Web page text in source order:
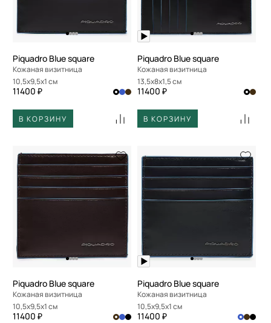
Piquadro Blue square
Кожаная визитница
10,5x9,5x1 см
11400 ₽
В КОРЗИНУ
Piquadro Blue square
Кожаная визитница
13,5x8x1,5 см
11400 ₽
В КОРЗИНУ
Piquadro Blue square
Кожаная визитница
10,5x9,5x1 см
11400 ₽
Piquadro Blue square
Кожаная визитница
10,5x9,5x1 см
11400 ₽